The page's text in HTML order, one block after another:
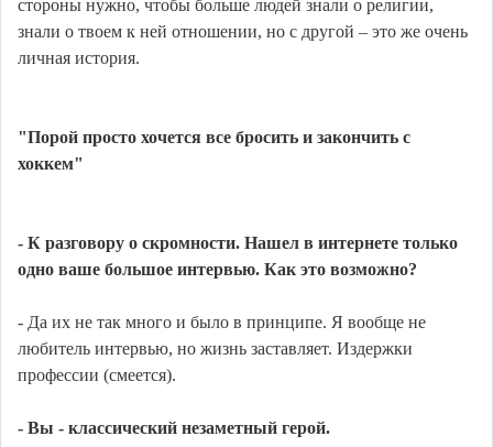
стороны нужно, чтобы больше людей знали о религии,
знали о твоем к ней отношении, но с другой – это же очень
личная история.
"Порой просто хочется все бросить и закончить с
хоккем"
- К разговору о скромности. Нашел в интернете только
одно ваше большое интервью. Как это возможно?
- Да их не так много и было в принципе. Я вообще не
любитель интервью, но жизнь заставляет. Издержки
профессии (смеется).
- Вы - классический незаметный герой.